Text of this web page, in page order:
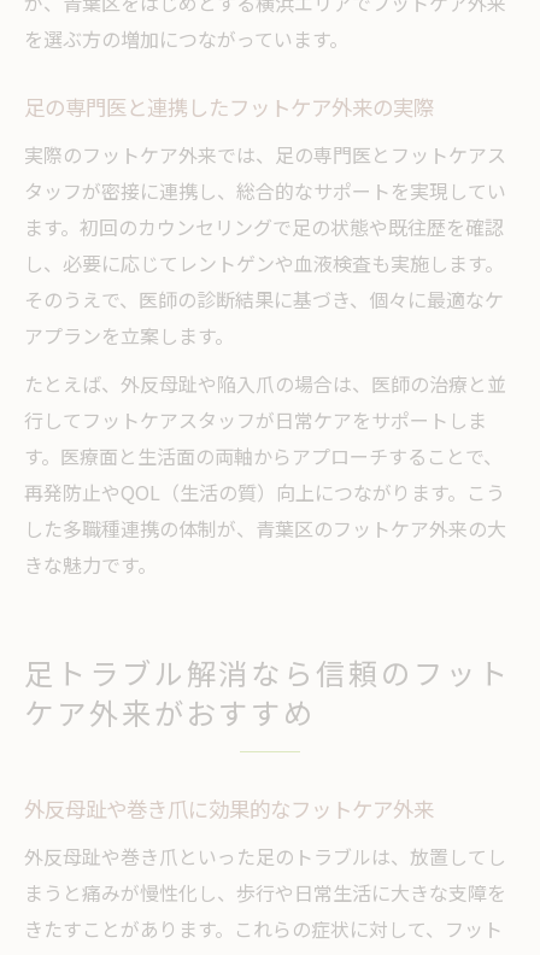
を選ぶ方の増加につながっています。
足の専門医と連携したフットケア外来の実際
実際のフットケア外来では、足の専門医とフットケアス
タッフが密接に連携し、総合的なサポートを実現してい
ます。初回のカウンセリングで足の状態や既往歴を確認
し、必要に応じてレントゲンや血液検査も実施します。
そのうえで、医師の診断結果に基づき、個々に最適なケ
アプランを立案します。
たとえば、外反母趾や陥入爪の場合は、医師の治療と並
行してフットケアスタッフが日常ケアをサポートしま
す。医療面と生活面の両軸からアプローチすることで、
再発防止やQOL（生活の質）向上につながります。こう
した多職種連携の体制が、青葉区のフットケア外来の大
きな魅力です。
足トラブル解消なら信頼のフット
ケア外来がおすすめ
外反母趾や巻き爪に効果的なフットケア外来
外反母趾や巻き爪といった足のトラブルは、放置してし
まうと痛みが慢性化し、歩行や日常生活に大きな支障を
きたすことがあります。これらの症状に対して、フット